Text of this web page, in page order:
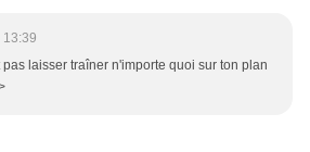
13:39
pas laisser traîner n'importe quoi sur ton plan